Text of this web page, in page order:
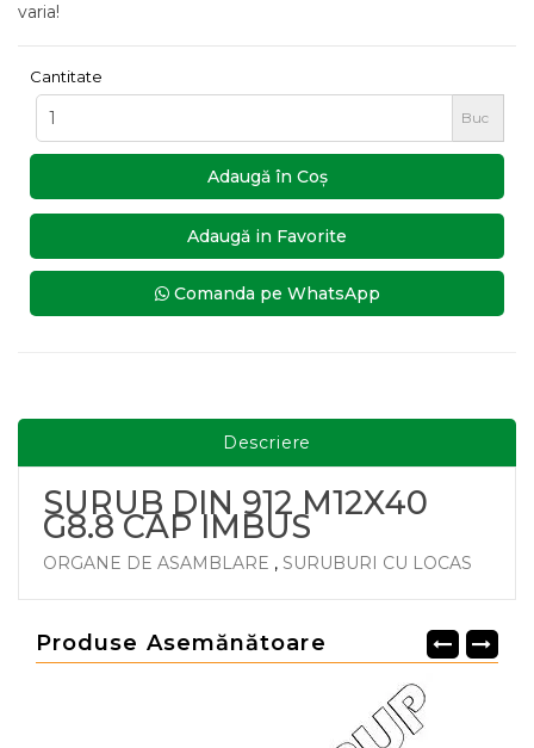
varia!
Cantitate
Buc
Adaugă în Coş
Adaugă in Favorite
Comanda pe WhatsApp
Descriere
SURUB DIN 912 M12X40
G8.8 CAP IMBUS
ORGANE DE ASAMBLARE , SURUBURI CU LOCAS
Produse Asemănătoare